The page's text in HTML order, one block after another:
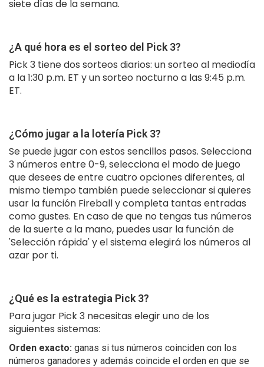
siete días de la semana.
¿A qué hora es el sorteo del Pick 3?
Pick 3 tiene dos sorteos diarios: un sorteo al mediodía
a la 1:30 p.m. ET y un sorteo nocturno a las 9:45 p.m.
ET.
¿Cómo jugar a la lotería Pick 3?
Se puede jugar con estos sencillos pasos. Selecciona
3 números entre 0-9, selecciona el modo de juego
que desees de entre cuatro opciones diferentes, al
mismo tiempo también puede seleccionar si quieres
usar la función Fireball y completa tantas entradas
como gustes. En caso de que no tengas tus números
de la suerte a la mano, puedes usar la función de
'Selección rápida' y el sistema elegirá los números al
azar por ti.
¿Qué es la estrategia Pick 3?
Para jugar Pick 3 necesitas elegir uno de los
siguientes sistemas:
Orden exacto: ganas si tus números coinciden con los
números ganadores y además coincide el orden en que se